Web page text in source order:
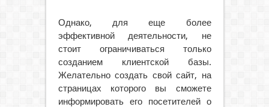
Однако, для еще более
эффективной деятельности, не
стоит ограничиваться только
созданием клиентской базы.
Желательно создать свой сайт, на
страницах которого вы сможете
информировать его посетителей о